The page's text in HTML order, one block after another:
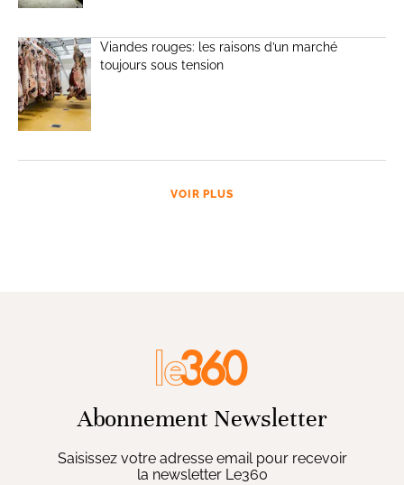
Viandes rouges: les raisons d’un marché
toujours sous tension
VOIR PLUS
Abonnement Newsletter
Saisissez votre adresse email pour recevoir
la newsletter Le360